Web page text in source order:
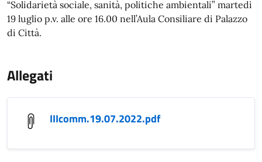
“Solidarietà sociale, sanità, politiche ambientali” martedì
19 luglio p.v. alle ore 16.00 nell’Aula Consiliare di Palazzo
di Città.
Allegati
IIIcomm.19.07.2022.pdf